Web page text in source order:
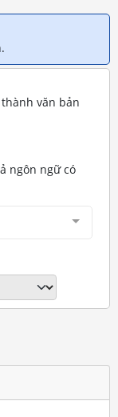
văn bản
ngôn ngữ có